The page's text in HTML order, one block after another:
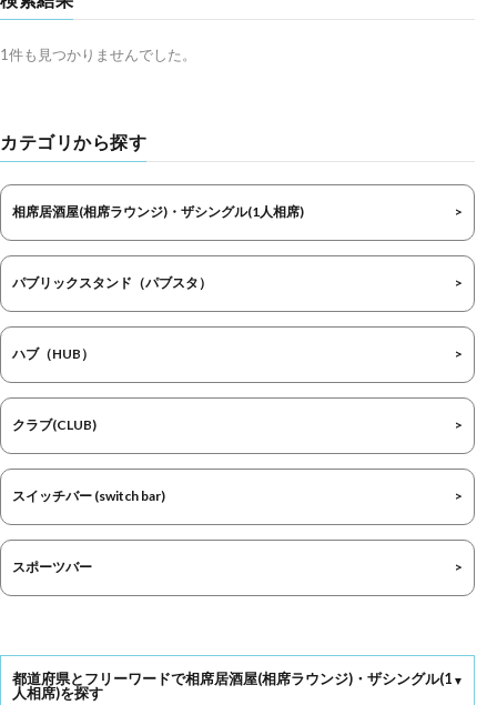
1件も見つかりませんでした。
カテゴリから探す
相席居酒屋(相席ラウンジ)・ザシングル(1人相席)
パブリックスタンド（パブスタ）
ハブ（HUB）
クラブ(CLUB)
スイッチバー (switch bar)
スポーツバー
都道府県とフリーワードで相席居酒屋(相席ラウンジ)・ザシングル(1
人相席)を探す